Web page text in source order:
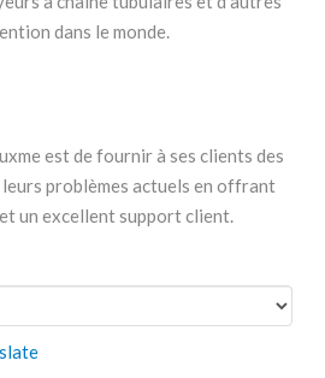
dans le monde.
est de fournir à ses clients des
problèmes actuels en offrant
un excellent support client.